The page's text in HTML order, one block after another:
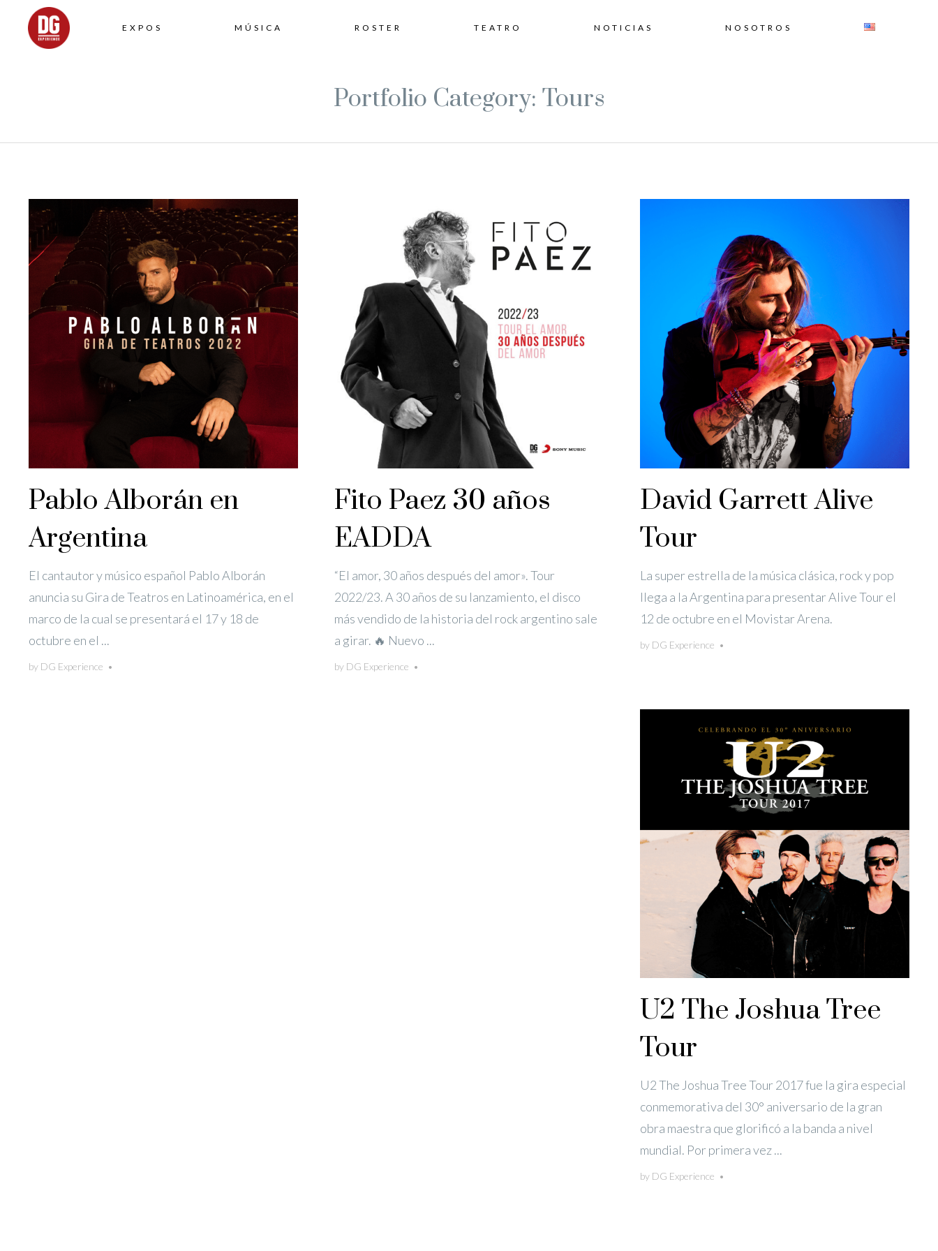
Skip
content
EXPOS MÚSICA ROSTER TEATRO NOTICIAS NOSOTROS
Portfolio Category: Tours
Pablo Alborán en
Argentina
El cantautor y músico español Pablo Alborán
anuncia su Gira de Teatros en Latinoamérica, en el
marco de la cual se presentará el 17 y 18 de
octubre en el ...
by DG Experience •
Fito Paez 30 años
EADDA
“El amor, 30 años después del amor». Tour
2022/23. A 30 años de su lanzamiento, el disco
más vendido de la historia del rock argentino sale
a girar. 🔥 Nuevo ...
by DG Experience •
David Garrett Alive
Tour
La super estrella de la música clásica, rock y pop
llega a la Argentina para presentar Alive Tour el
12 de octubre en el Movistar Arena.
by DG Experience •
U2 The Joshua Tree
Tour
U2 The Joshua Tree Tour 2017 fue la gira especial
conmemorativa del 30° aniversario de la gran
obra maestra que glorificó a la banda a nivel
mundial. Por primera vez ...
by DG Experience •